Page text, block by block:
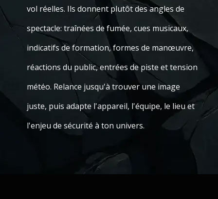
vol réelles. Ils donnent plutôt des angles de
spectacle: traînées de fumée, cues musicaux,
indicatifs de formation, formes de manœuvre,
réactions du public, entrées de piste et tension
météo. Relance jusqu'à trouver une image
juste, puis adapte l'appareil, l'équipe, le lieu et
l'enjeu de sécurité à ton univers.